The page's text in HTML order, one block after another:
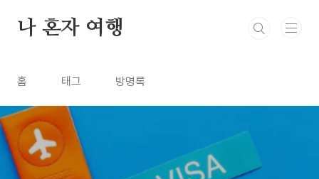
나 혼자 여행
홈 태그 방명록